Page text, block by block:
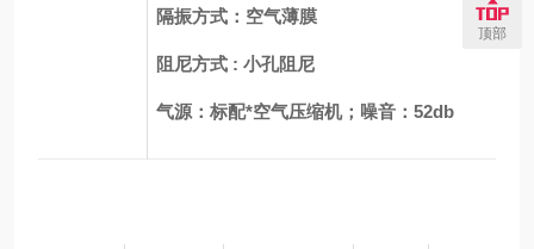
隔振方式：空气薄膜
阻尼方式 : 小孔阻尼
气源：标配*空气压缩机；噪音：52db
顶部